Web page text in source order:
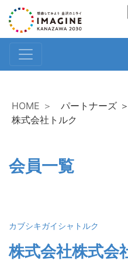
HOME ＞ パートナーズ ＞
株式会社トルク
会員一覧
カブシキガイシャトルク
株式会社株式会